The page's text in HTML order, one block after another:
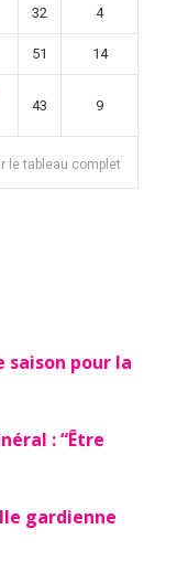
32 4
51 14
43 9
le tableau complet
saison pour la
: “Être
gardienne